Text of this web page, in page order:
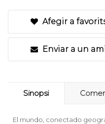
Afegir a
Enviar a un
Sinopsi
El mundo, conectado